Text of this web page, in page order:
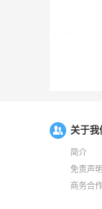
关于我
简介
免责声明
商务合